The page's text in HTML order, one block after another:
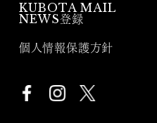
KUBOTA MAIL
NEWS登録
個人情報保護方針